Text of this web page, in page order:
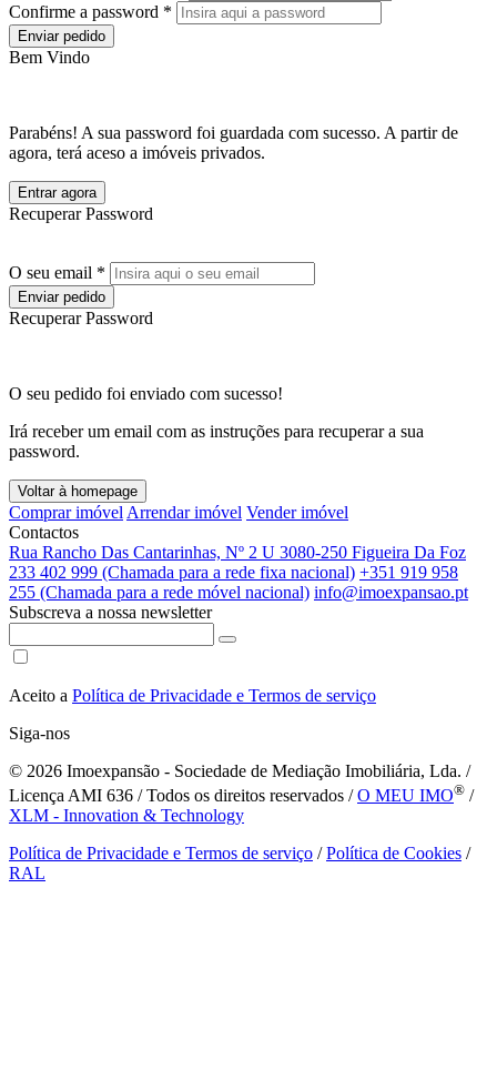
Confirme a password *
Enviar pedido
Bem Vindo
Parabéns! A sua password foi guardada com sucesso. A partir de
agora, terá aceso a imóveis privados.
Entrar agora
Recuperar Password
O seu email *
Enviar pedido
Recuperar Password
O seu pedido foi enviado com sucesso!
Irá receber um email com as instruções para recuperar a sua
password.
Voltar à homepage
Comprar imóvel Arrendar imóvel Vender imóvel
Contactos
Rua Rancho Das Cantarinhas, Nº 2 U 3080-250 Figueira Da Foz
233 402 999 (Chamada para a rede fixa nacional) +351 919 958
255 (Chamada para a rede móvel nacional) info@imoexpansao.pt
Subscreva a nossa newsletter
Aceito a Política de Privacidade e Termos de serviço
Siga-nos
© 2026 Imoexpansão - Sociedade de Mediação Imobiliária, Lda. /
Licença AMI 636 / Todos os direitos reservados /O MEU IMO® /
XLM - Innovation & Technology
Política de Privacidade e Termos de serviço /Política de Cookies /
RAL